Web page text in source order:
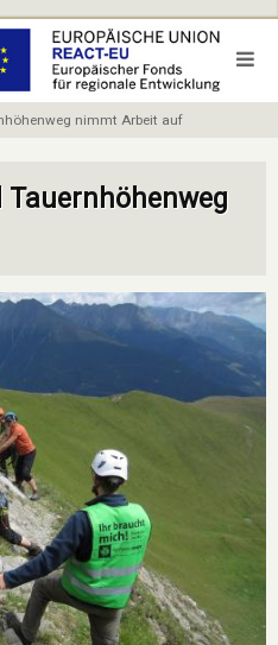
nimmt Arbeit auf
Tauernhöhenweg